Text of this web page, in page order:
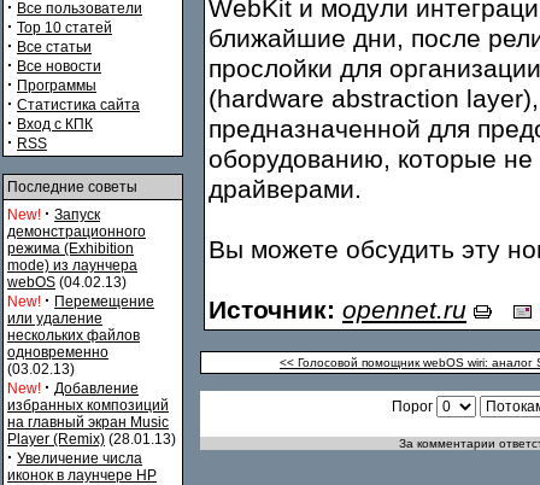
· Все пользователи
· Top 10 статей
· Все статьи
· Все новости
· Программы
· Статистика сайта
· Вход с КПК
· RSS
Последние советы
New! · Запуск
демонстрационного
режима (Exhibition
mode) из лаунчера
webOS (04.02.13)
New! · Перемещение
или удаление
нескольких файлов
одновременно
(03.02.13)
New! · Добавление
избранных композиций
на главный экран Music
Player (Remix) (28.01.13)
· Увеличение числа
иконок в лаунчере HP
WebKit и модули
ближайшие дни, после
прослойки для
(hardware abstraction
предназначенной для
оборудованию, которые
драйверами.
Вы можете обсудить эту
Источник: opennet.ru
<< Голосовой помощник webOS wiri: аналог
Порог
За комментарии